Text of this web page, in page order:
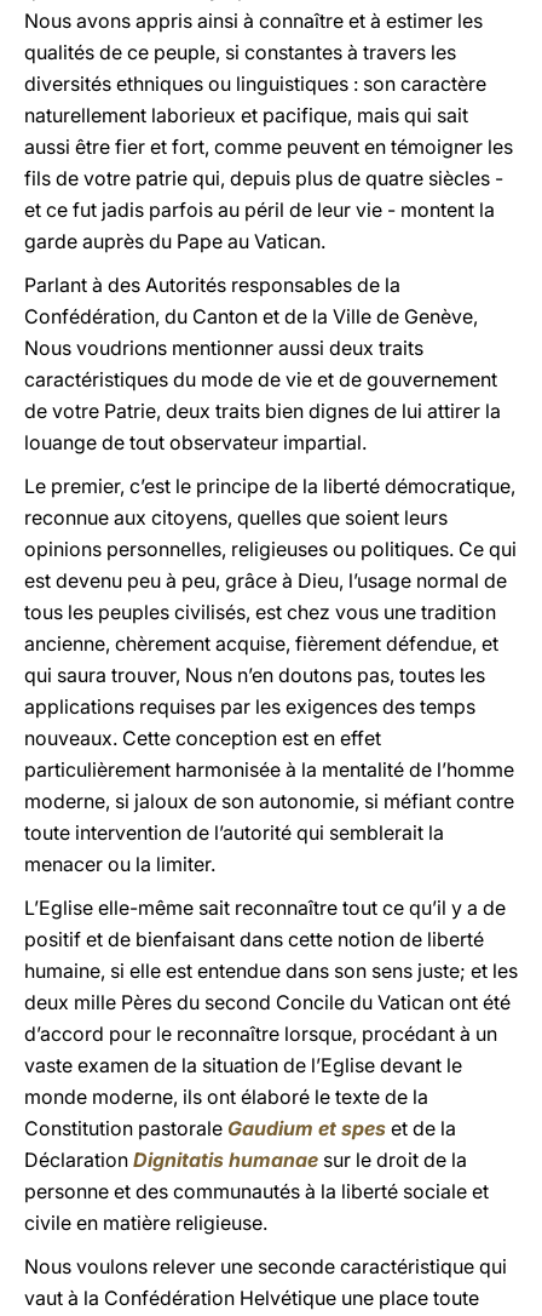
Nous avons appris ainsi à connaître et à estimer les
qualités de ce peuple, si constantes à travers les
diversités ethniques ou linguistiques : son caractère
naturellement laborieux et pacifique, mais qui sait
aussi être fier et fort, comme peuvent en témoigner les
fils de votre patrie qui, depuis plus de quatre siècles -
et ce fut jadis parfois au péril de leur vie - montent la
garde auprès du Pape au Vatican.
Parlant à des Autorités responsables de la
Confédération, du Canton et de la Ville de Genève,
Nous voudrions mentionner aussi deux traits
caractéristiques du mode de vie et de gouvernement
de votre Patrie, deux traits bien dignes de lui attirer la
louange de tout observateur impartial.
Le premier, c’est le principe de la liberté démocratique,
reconnue aux citoyens, quelles que soient leurs
opinions personnelles, religieuses ou politiques. Ce qui
est devenu peu à peu, grâce à Dieu, l’usage normal de
tous les peuples civilisés, est chez vous une tradition
ancienne, chèrement acquise, fièrement défendue, et
qui saura trouver, Nous n’en doutons pas, toutes les
applications requises par les exigences des temps
nouveaux. Cette conception est en effet
particulièrement harmonisée à la mentalité de l’homme
moderne, si jaloux de son autonomie, si méfiant contre
toute intervention de l’autorité qui semblerait la
menacer ou la limiter.
L’Eglise elle-même sait reconnaître tout ce qu’il y a de
positif et de bienfaisant dans cette notion de liberté
humaine, si elle est entendue dans son sens juste; et les
deux mille Pères du second Concile du Vatican ont été
d’accord pour le reconnaître lorsque, procédant à un
vaste examen de la situation de l’Eglise devant le
monde moderne, ils ont élaboré le texte de la
Constitution pastorale Gaudium et spes et de la
Déclaration Dignitatis humanae sur le droit de la
personne et des communautés à la liberté sociale et
civile en matière religieuse.
Nous voulons relever une seconde caractéristique qui
vaut à la Confédération Helvétique une place toute